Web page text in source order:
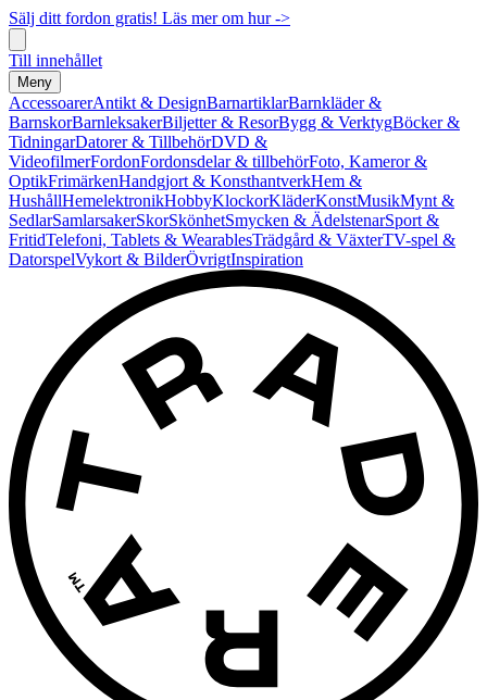
Sälj ditt fordon gratis! Läs mer om hur ->
Till innehållet
Meny
AccessoarerAntikt & DesignBarnartiklarBarnkläder &
BarnskorBarnleksakerBiljetter & ResorBygg & VerktygBöcker &
TidningarDatorer & TillbehörDVD &
VideofilmerFordonFordonsdelar & tillbehörFoto, Kameror &
OptikFrimärkenHandgjort & KonsthantverkHem &
HushållHemelektronikHobbyKlockorKläderKonstMusikMynt &
SedlarSamlarsakerSkorSkönhetSmycken & ÄdelstenarSport &
FritidTelefoni, Tablets & WearablesTrädgård & VäxterTV-spel &
DatorspelVykort & BilderÖvrigtInspiration